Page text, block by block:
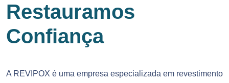
Restauramos
Confiança
A REVIPOX é uma empresa especializada em revestimento